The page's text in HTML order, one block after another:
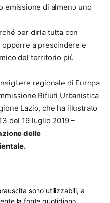
emissione di almeno uno
per dirla tutta con
a prescindere e
del territorio più
regionale di Europa
Rifiuti Urbanistica
Lazio, che ha illustrato
del 19 luglio 2019 –
delle
sono utilizzabili, a
la fonte quotidiano